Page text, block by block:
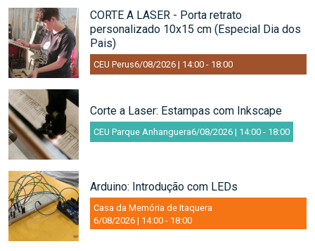
CORTE A LASER - Porta retrato
personalizado 10x15 cm (Especial Dia dos
Pais)
CEU Perus6/08/2026 | 14:00 - 18:00
Corte a Laser: Estampas com Inkscape
CEU Parque Anhanguera6/08/2026 | 14:00 - 18:00
Arduino: Introdução com LEDs
Casa da Memória de Itaquera
6/08/2026 | 14:00 - 18:00